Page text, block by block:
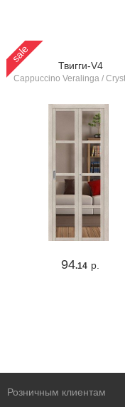
sale
Твигги-V4
Cappuccino Veralinga /
94.14 р.
Розничным клиентам